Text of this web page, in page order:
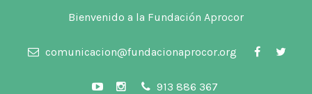
Bienvenido a la Fundación Aprocor
comunicacion@fundacionaprocor.org
913 886 367